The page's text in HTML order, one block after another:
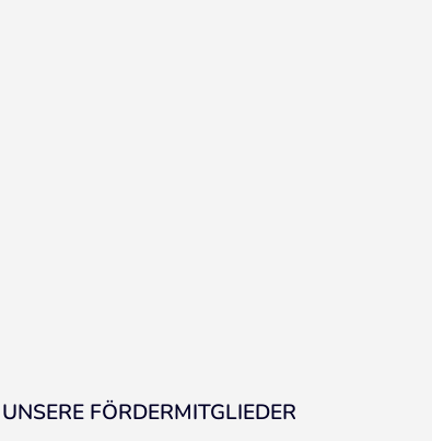
UNSERE FÖRDERMITGLIEDER